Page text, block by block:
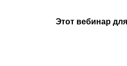
Этот вебинар